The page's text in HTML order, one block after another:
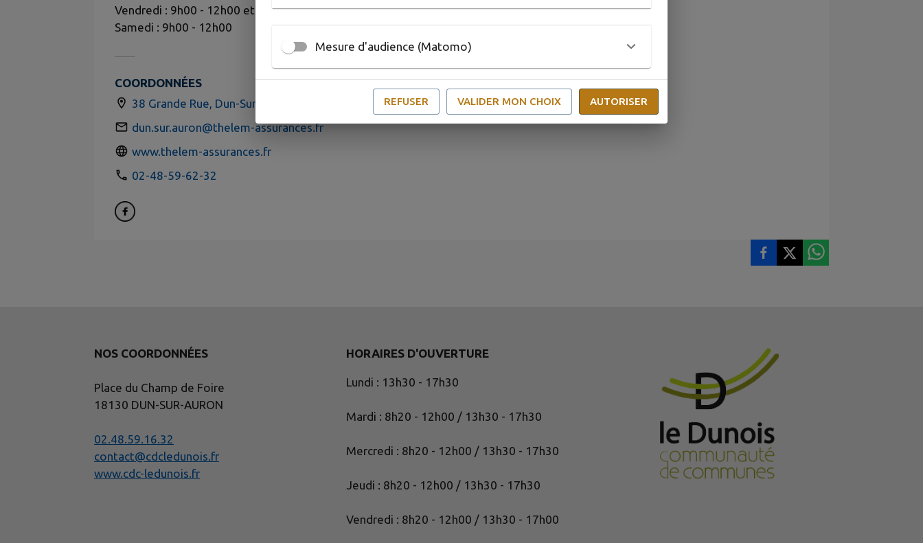
Vendredi : 9h00 - 12h00 et 13h30 - 18h00
Samedi : 9h00 - 12h00
COORDONNÉES
38 Grande Rue, Dun-Sur-Auron 18130
dun.sur.auron@thelem-assurances.fr
www.thelem-assurances.fr
02-48-59-62-32
NOS COORDONNÉES
Place du Champ de Foire
18130 DUN-SUR-AURON
02.48.59.16.32
contact@cdcledunois.fr
www.cdc-ledunois.fr
HORAIRES D'OUVERTURE
Lundi : 13h30 - 17h30
Mardi : 8h20 - 12h00 / 13h30 - 17h30
Mercredi : 8h20 - 12h00 / 13h30 - 17h30
Jeudi : 8h20 - 12h00 / 13h30 - 17h30
Vendredi : 8h20 - 12h00 / 13h30 - 17h00
Mesure d'audience (Matomo)
REFUSER VALIDER MON CHOIX AUTORISER